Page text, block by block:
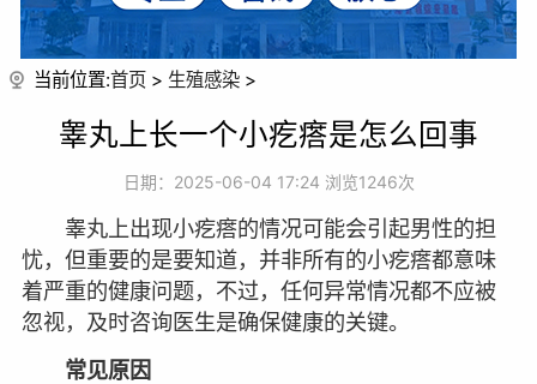
当前位置:首页 > 生殖感染 >
睾丸上长一个小疙瘩是怎么回事
日期：2025-06-04 17:24 浏览1246次
睾丸上出现小疙瘩的情况可能会引起男性的担
忧，但重要的是要知道，并非所有的小疙瘩都意味
着严重的健康问题，不过，任何异常情况都不应被
忽视，及时咨询医生是确保健康的关键。
常见原因